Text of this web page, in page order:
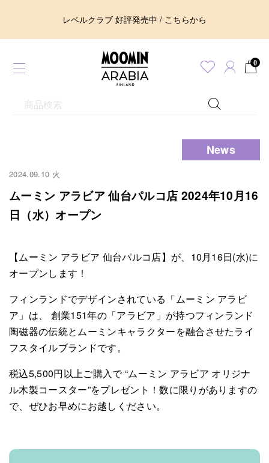
レベルクラブ 好評発売中 / こちらから
0
News
2024.09.10 火
ムーミン アラビア 仙台パルコ店 2024年10月16
日（水）オープン
【ムーミン アラビア 仙台パルコ店】が、10月16日(水)に
オープンします！
フィンランドでデザインされている「ムーミン アラビ
ア」は、 創業151年の「アラビア」が持つフィンランド
陶磁器の伝統とムーミンキャラクターを融合させたライ
フスタイルブランドです。
税込5,500円以上ご購入で “ムーミン アラビア オリジナ
ル木製コースター”をプレゼント！数に限りがありますの
で、ぜひお早めにお越しください。